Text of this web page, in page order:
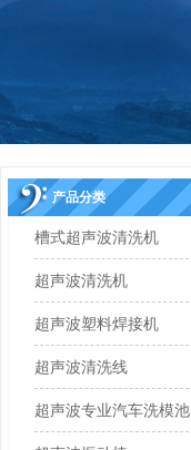
产品分类
槽式超声波清洗机
超声波清洗机
超声波塑料焊接机
超声波清洗线
超声波专业汽车洗模池